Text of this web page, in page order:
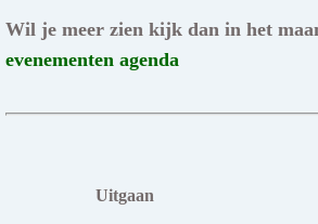
Wil je meer zien kijk dan in het
evenementen agenda
Uitgaan